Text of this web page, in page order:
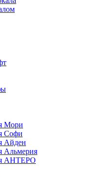
Мори
Софи
Айден
Альмерия
АНТЕРО